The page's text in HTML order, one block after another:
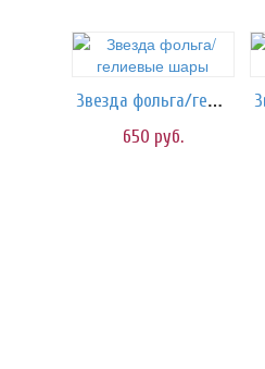
Звезда фольга/гелиевые шары
650 руб.